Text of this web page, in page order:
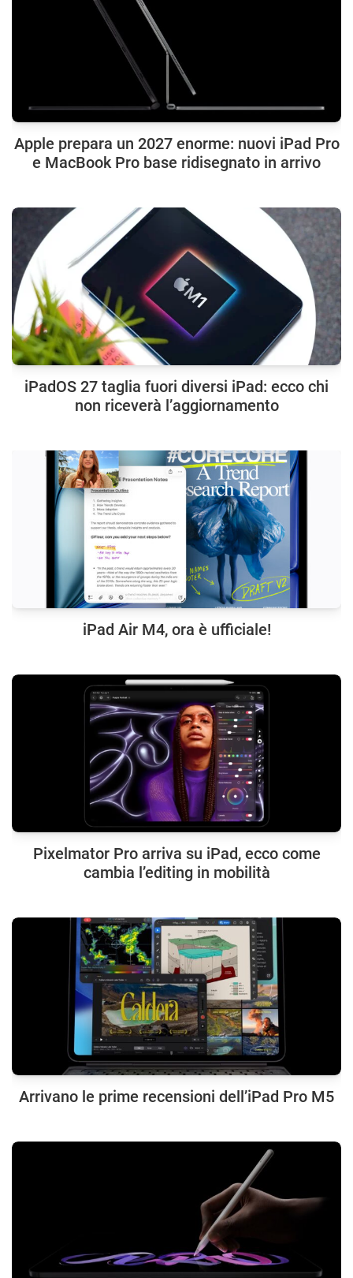
Apple prepara un 2027 enorme: nuovi iPad Pro
e MacBook Pro base ridisegnato in arrivo
iPadOS 27 taglia fuori diversi iPad: ecco chi
non riceverà l’aggiornamento
iPad Air M4, ora è ufficiale!
Pixelmator Pro arriva su iPad, ecco come
cambia l’editing in mobilità
Arrivano le prime recensioni dell’iPad Pro M5